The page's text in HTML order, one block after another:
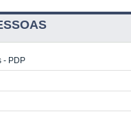
- PDP